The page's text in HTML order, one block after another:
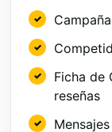
Ficha de
reseñas